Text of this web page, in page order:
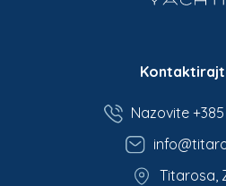
Nazovite +385
Titarosa,